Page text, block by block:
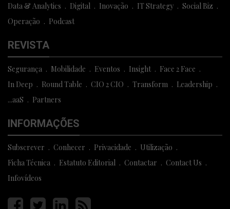
Data & Analytics Digital Inovação IT Strategy
Social Biz
Operação
Podcast
REVISTA
Segurança Mobilidade Eventos Insight
Face 2 Face
In Deep
Round Table CIO 2 CIO Transform
Leadership
...aaS
Partners
INFORMAÇÕES
Subscrever Conhecer Privacidade
Utilização
Ficha Técnica
Estatuto Editorial Contactar
Contact Us
Infovídeos
PáginaPáginaPáginaPágina